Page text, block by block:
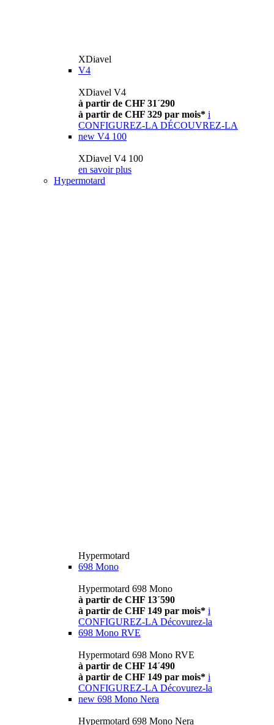
XDiavel
V4
XDiavel V4
à partir de CHF 31´290
à partir de CHF 329 par mois* i
CONFIGUREZ-LA DÉCOUVREZ-LA
new V4 100
XDiavel V4 100
en savoir plus
Hypermotard
Hypermotard
698 Mono
Hypermotard 698 Mono
à partir de CHF 13´590
à partir de CHF 149 par mois* i
CONFIGUREZ-LA Décovurez-la
698 Mono RVE
Hypermotard 698 Mono RVE
à partir de CHF 14´490
à partir de CHF 149 par mois* i
CONFIGUREZ-LA Décovurez-la
new 698 Mono Nera
Hypermotard 698 Mono Nera